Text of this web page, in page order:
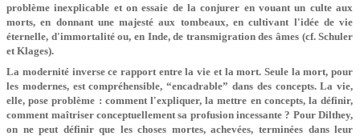
problème inexplicable et on essaie de la conjurer en vouant un culte aux
morts, en donnant une majesté aux tombeaux, en cultivant l'idée de vie
éternelle, d'immortalité ou, en Inde, de transmigration des âmes (cf. Schuler
et Klages).
La modernité inverse ce rapport entre la vie et la mort. Seule la mort, pour
les modernes, est compréhensible, “encadrable” dans des concepts. La vie,
elle, pose problème : comment l'expliquer, la mettre en concepts, la définir,
comment maîtriser conceptuellement sa profusion incessante ? Pour Dilthey,
on ne peut définir que les choses mortes, achevées, terminées dans leur